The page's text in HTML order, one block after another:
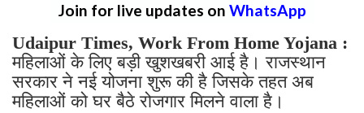
Join for live updates on WhatsApp
Udaipur Times, Work From Home Yojana :
महिलाओं के लिए बड़ी खुशखबरी आई है। राजस्थान
सरकार ने नई योजना शुरू की है जिसके तहत अब
महिलाओं को घर बैठे रोजगार मिलने वाला है।